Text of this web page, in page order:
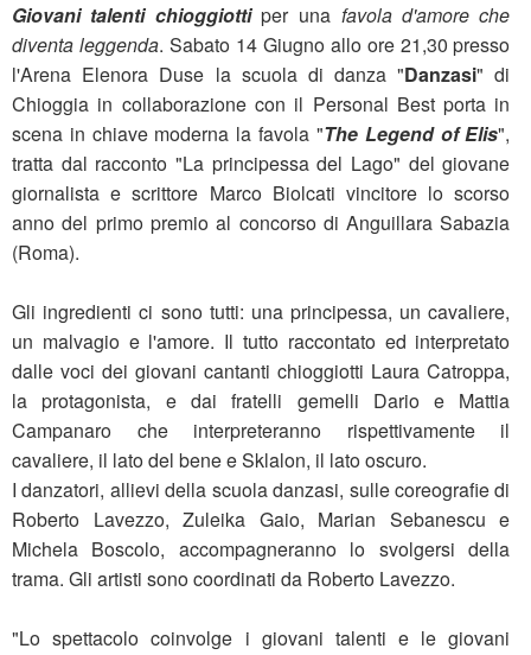
Giovani talenti chioggiottiper una favola d'amore che
diventa leggenda. Sabato 14 Giugno allo ore 21,30 presso
l'Arena Elenora Duse la scuola di danza "Danzasi" di
Chioggia in collaborazione con il Personal Best porta in
scena in chiave moderna la favola "The Legend of Elis",
tratta dal racconto "La principessa del Lago" del giovane
giornalista e scrittore Marco Biolcati vincitore lo scorso
anno del primo premio al concorso di Anguillara Sabazia
(Roma).
Gli ingredienti ci sono tutti: una principessa, un cavaliere,
un malvagio e l'amore. Il tutto raccontato ed interpretato
dalle voci dei giovani cantanti chioggiotti Laura Catroppa,
la protagonista, e dai fratelli gemelli Dario e Mattia
Campanaro che interpreteranno rispettivamente il
cavaliere, il lato del bene e Sklalon, il lato oscuro.
I danzatori, allievi della scuola danzasi, sulle coreografie di
Roberto Lavezzo, Zuleika Gaio, Marian Sebanescu e
Michela Boscolo, accompagneranno lo svolgersi della
trama. Gli artisti sono coordinati da Roberto Lavezzo.
"Lo spettacolo coinvolge i giovani talenti e le giovani